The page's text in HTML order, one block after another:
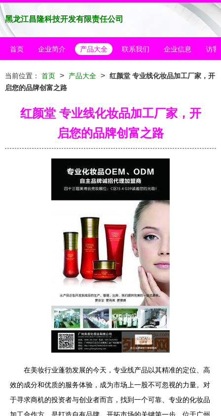
黑龙江昌隆科技开发有限责任公司
首页 企业简介 产品大全 联系我们 企业信息 访客
当前位置： 首页 > 产品大全 > 红颜堂 专业线化妆品加工厂家，开
启您的品牌创富之路
红颜堂 专业线化妆品加工厂家，开
启您的品牌创富之路
在美妆行业蓬勃发展的今天，专业线产品以其精准的定位、高
效的成分和优质的服务体验，成为市场上一股不可忽视的力量。对
于寻求商机的投资者与创业者而言，找到一个可靠、专业的化妆品